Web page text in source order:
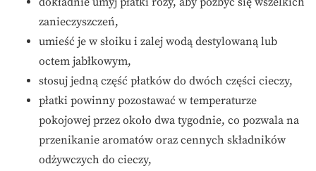
zanieczyszczeń,
umieść je w słoiku i zalej wodą destylowaną lub
octem jabłkowym,
stosuj jedną część płatków do dwóch części cieczy,
płatki powinny pozostawać w temperaturze
pokojowej przez około dwa tygodnie, co pozwala na
przenikanie aromatów oraz cennych składników
odżywczych do cieczy,